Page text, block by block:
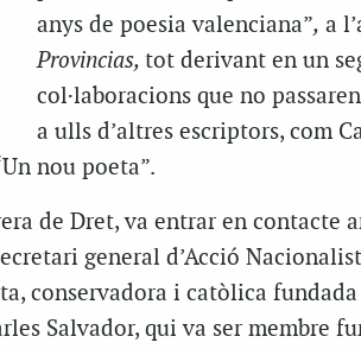
anys de poesia valenciana”, a
Provincias, tot derivant en un
col·laboracions que no
a ulls d’altres escriptors, com
nou poeta”.
de Dret, va entrar en contacte
general d’Acció
conservadora i catòlica
Salvador, qui va ser membre